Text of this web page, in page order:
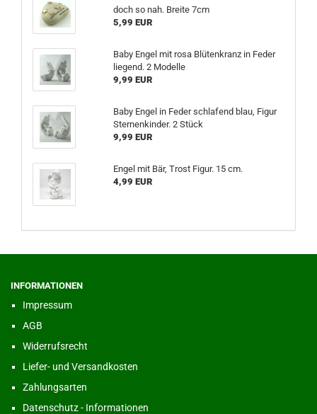
doch so nah. Breite 7cm
5,99 EUR
Baby Engel mit rosa Blütenkranz in Feder
liegend. 2 Modelle
9,99 EUR
Baby Engel in Feder schlafend blau, Figur
Sternenkinder. 2 Stück
9,99 EUR
Engel mit Bär, Trost Figur. 15 cm.
4,99 EUR
INFORMATIONEN
Impressum
AGB
Widerrufsrecht
Liefer- und Versandkosten
Zahlungsarten
Datenschutz - Informationen